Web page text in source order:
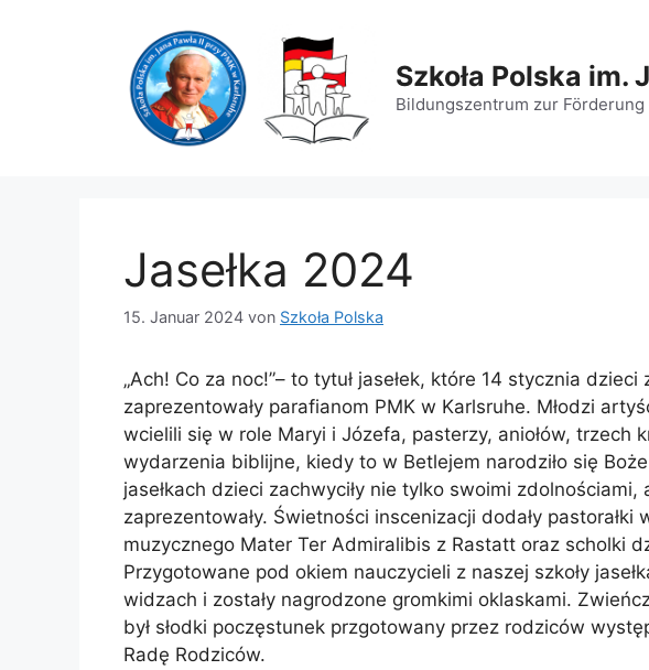
Szkoła Polska im.
Bildungszentrum zur
Jasełka 2024
15. Januar 2024 von Szkoła Polska
„Ach! Co za noc!”– to tytuł jasełek, które 14 stycznia dzieci
zaprezentowały parafianom PMK w Karlsruhe. Młodzi
wcielili się w role Maryi i Józefa, pasterzy, aniołów, trzech
wydarzenia biblijne, kiedy to w Betlejem narodziło się
jasełkach dzieci zachwyciły nie tylko swoimi
zaprezentowały. Świetności inscenizacji dodały pastorałki
muzycznego Mater Ter Admiralibis z Rastatt oraz scholki
Przygotowane pod okiem nauczycieli z naszej szkoły
widzach i zostały nagrodzone gromkimi oklaskami.
był słodki poczęstunek przgotowany przez rodziców
Radę Rodziców.